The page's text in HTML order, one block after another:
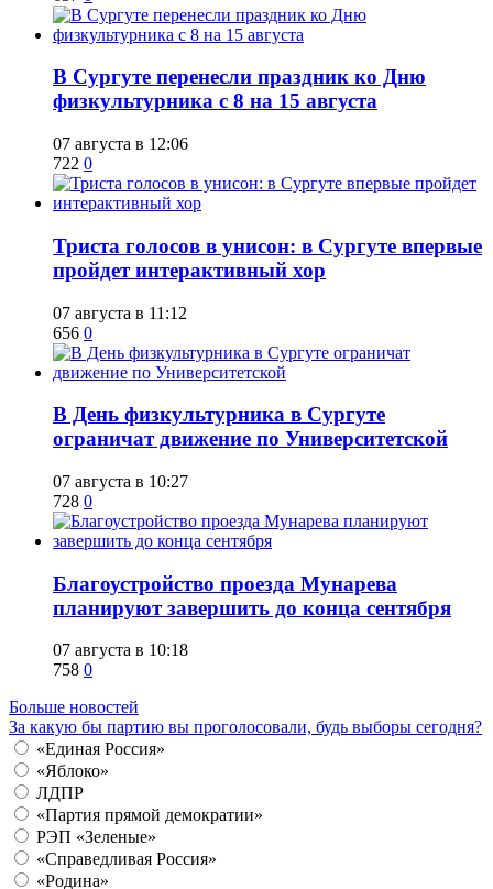
​В Сургуте перенесли праздник ко Дню
физкультурника с 8 на 15 августа
07 августа в 12:06
722 0
​Триста голосов в унисон: в Сургуте впервые
пройдет интерактивный хор
07 августа в 11:12
656 0
​В День физкультурника в Сургуте
ограничат движение по Университетской
07 августа в 10:27
728 0
Благоустройство проезда Мунарева
планируют завершить до конца сентября
07 августа в 10:18
758 0
Больше новостей
За какую бы партию вы проголосовали, будь выборы сегодня?
«Единая Россия»
«Яблоко»
ЛДПР
«Партия прямой демократии»
РЭП «Зеленые»
«Справедливая Россия»
«Родина»